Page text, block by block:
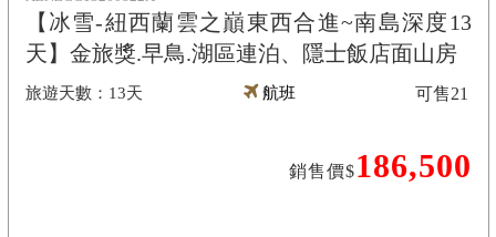
【冰雪-紐西蘭雲之巔東西合進~南島深度13
天】金旅獎.早鳥.湖區連泊、隱士飯店面山房
13天 航班
銷售價$186,500
可售21